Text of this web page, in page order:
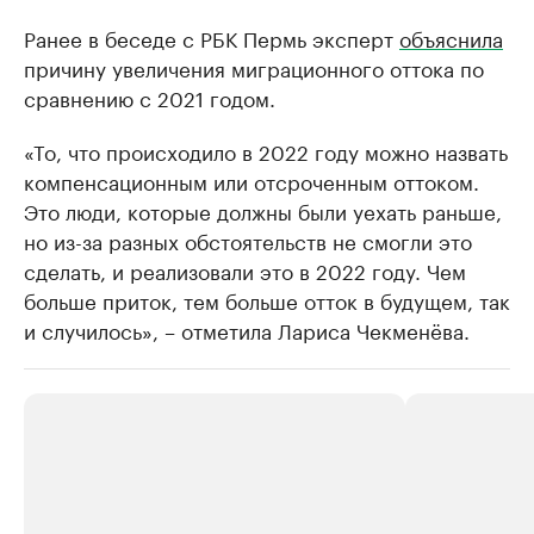
Ранее в беседе с РБК Пермь экспертобъяснила
причину увеличения миграционного оттока по
сравнению с 2021 годом.
«То, что происходило в 2022 году можно назвать
компенсационным или отсроченным оттоком.
Это люди, которые должны были уехать раньше,
но из-за разных обстоятельств не смогли это
сделать, и реализовали это в 2022 году. Чем
больше приток, тем больше отток в будущем, так
и случилось», – отметила Лариса Чекменёва.